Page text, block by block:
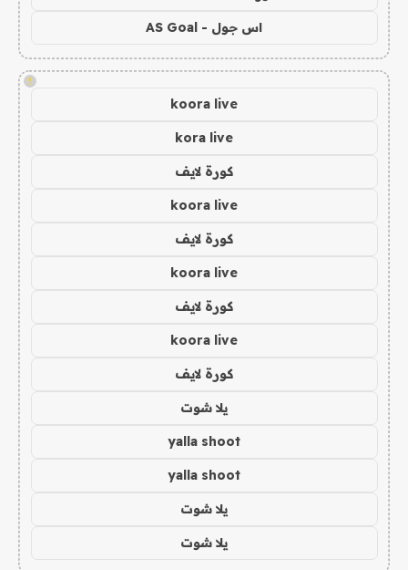
اس جول - AS Goal
!
koora live
kora live
كورة لايف
koora live
كورة لايف
koora live
كورة لايف
koora live
كورة لايف
يلا شوت
yalla shoot
yalla shoot
يلا شوت
يلا شوت